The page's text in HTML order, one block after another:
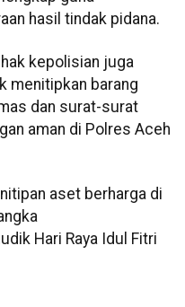
hasil tindak pidana.
kepolisian juga
menitipkan barang
dan surat-surat
aman di Polres Aceh
aset berharga di
Hari Raya Idul Fitri